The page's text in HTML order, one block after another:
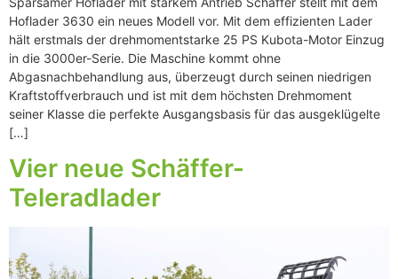
Hoflader 3630 ein neues Modell vor. Mit dem effizienten Lader
hält erstmals der drehmomentstarke 25 PS Kubota-Motor Einzug
in die 3000er-Serie. Die Maschine kommt ohne
Abgasnachbehandlung aus, überzeugt durch seinen niedrigen
Kraftstoffverbrauch und ist mit dem höchsten Drehmoment
seiner Klasse die perfekte Ausgangsbasis für das ausgeklügelte
[…]
Vier neue Schäffer-
Teleradlader